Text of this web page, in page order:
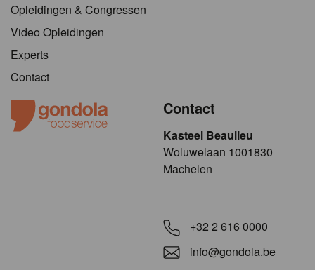
Opleidingen & Congressen
Video Opleidingen
Experts
Contact
Contact
Kasteel Beaulieu
​​​Woluwelaan 1001830
Machelen
+32 2 616 0000
info@gondola.be